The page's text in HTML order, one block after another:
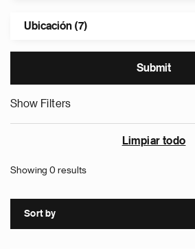
Ubicación (7)
Show Filters
Limpiar todo
Showing 0 results
Sort by